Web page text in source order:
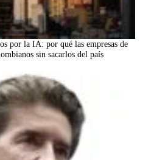
por la IA: por qué las empresas de
sin sacarlos del país